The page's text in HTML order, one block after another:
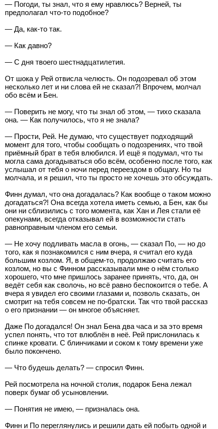
— Погоди, ты знал, что я ему нравлюсь? Верней, ты
предполагал что-то подобное?
— Да, как-то так.
— Как давно?
— С дня твоего шестнадцатилетия.
От шока у Рей отвисла челюсть. Он подозревал об этом
несколько лет и ни слова ей не сказал?! Впрочем, молчал
обо всём и Бен.
— Поверить не могу, что ты знал об этом, — тихо сказала
она. — Как получилось, что я не знала?
— Прости, Рей. Не думаю, что существует подходящий
момент для того, чтобы сообщать о подозрениях, что твой
приёмный брат в тебя влюбился. И ещё я подумал, что ты
могла сама догадываться обо всём, особенно после того, как
услышал от тебя о ночи перед переездом в общагу. Но ты
молчала, и я решил, что ты просто не хочешь это обсуждать.
Финн думал, что она догадалась? Как вообще о таком можно
догадаться?! Она всегда хотела иметь семью, а Бен, как бы
они ни сблизились с того момента, как Хан и Лея стали её
опекунами, всегда отказывал ей в возможности стать
равноправным членом его семьи.
— Не хочу подливать масла в огонь, — сказал По, — но до
того, как я познакомился с ним вчера, я считал его куда
большим козлом. Я, в общем-то, продолжаю считать его
козлом, но вы с Финном рассказывали мне о нём столько
хорошего, что мне пришлось заранее принять, что, да, он
ведёт себя как сволочь, но всё равно беспокоится о тебе. А
вчера я увидел его своими глазами и, позволь сказать, он
смотрит на тебя совсем не по-братски. Так что твой рассказ
о его признании — он многое объясняет.
Даже По догадался! Он знал Бена два часа и за это время
успел понять, что тот влюблён в неё. Рей прислонилась к
спинке кровати. С блинчиками и соком к тому времени уже
было покончено.
— Что будешь делать? — спросил Финн.
Рей посмотрела на ночной столик, подарок Бена лежал
поверх бумаг об усыновлении.
— Понятия не имею, — призналась она.
Финн и По переглянулись и решили дать ей побыть одной и